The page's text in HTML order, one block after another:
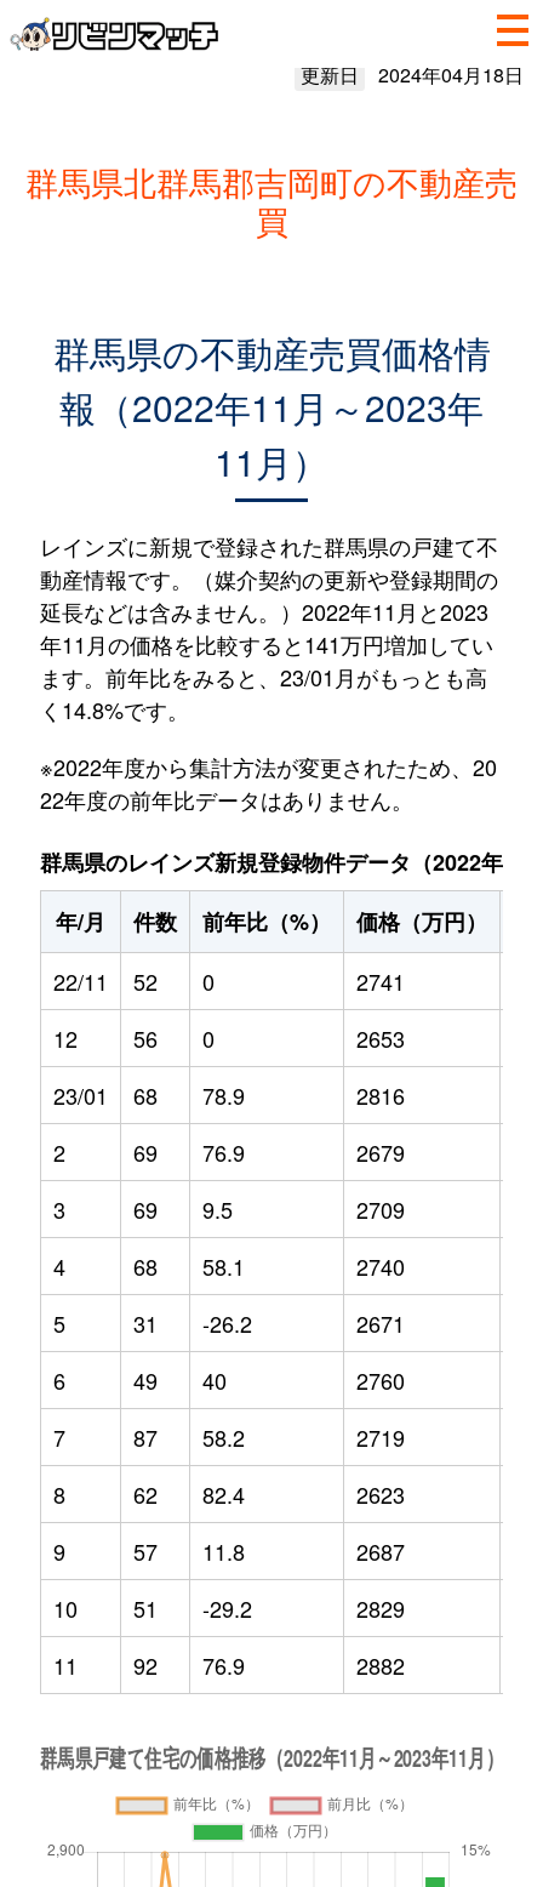
更新日 2024年04月18日
群馬県北群馬郡吉岡町の不動産売
買
群馬県の不動産売買価格情
報（2022年11月～2023年
11月）
レインズに新規で登録された群馬県の戸建て不
動産情報です。（媒介契約の更新や登録期間の
延長などは含みません。）2022年11月と2023
年11月の価格を比較すると141万円増加してい
ます。前年比をみると、23/01月がもっとも高
く14.8%です。
※2022年度から集計方法が変更されたため、20
22年度の前年比データはありません。
群馬県のレインズ新規登録物件データ（2022年11
年/月
件数 前年比（%） 価格（万円）
22/11
52 0 2741
12
56 0 2653
23/01
68 78.9 2816
2
69 76.9 2679
3
69 9.5 2709
4
68 58.1 2740
5
31 -26.2 2671
6
49 40 2760
7
87 58.2 2719
8
62 82.4 2623
9
57 11.8 2687
10
51 -29.2 2829
11
92 76.9 2882